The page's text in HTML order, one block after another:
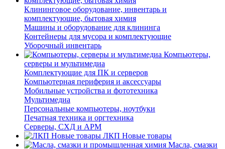
Клининговое оборудование, инвентарь и
комплектующие, бытовая химия
Машины и оборудование для клининга
Контейнеры для мусора и комплектующие
Уборочный инвентарь
Компьютеры,
серверы и мультимедиа
Комплектующие для ПК и серверов
Компьютерная периферия и аксессуары
Мобильные устройства и фототехника
Мультимедиа
Персональные компьютеры, ноутбуки
Печатная техника и оргтехника
Серверы, СХД и АРМ
ЛКП Новые товары
Масла, смазки